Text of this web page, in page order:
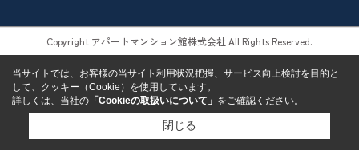
Copyright アパートマンション館株式会社 All Rights Reserved.
当サイトでは、お客様の当サイト利用状況把握、サービス向上検討を目的と
して、クッキー（Cookie）を使用しています。
詳しくは、当社の 「Cookieの取扱いについて」 をご確認ください。
閉じる